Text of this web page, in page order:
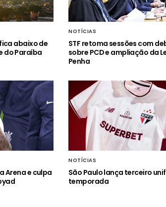
abaixo de
do Paraíba
NOTÍCIAS
STF retoma sessões com
sobre PCD e ampliação da
Penha
Arena e culpa
NOTÍCIAS
São Paulo lança terceiro
temporada